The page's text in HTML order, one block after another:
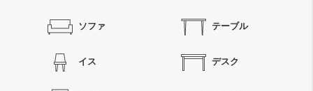
ソファ テーブル
イス デスク